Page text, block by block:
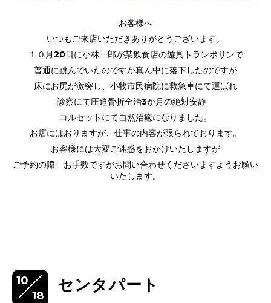
お客様へ
いつもご来店いただきありがとうございます。
１０月20日に小林一郎が某飲食店の遊具トランポリンで
普通に跳んでいたのですが真ん中に落下したのですが
床にお尻が激突し、小牧市民病院に救急車にて運ばれ
診察にて圧迫骨折全治3か月の絶対安静
コルセットにて自然治癒になりました。
お店にはおりますが、仕事の内容が限られております。
お客様には大変ご迷惑をおかけいたしますが
ご予約の際 お手数ですがお問い合わせくださいますようお願い
いたします。
10
18
センタパート